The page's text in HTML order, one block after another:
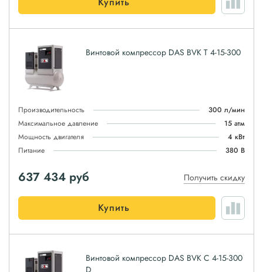
Винтовой компрессор DAS BVK T 4-15-300
Производительность
300 л/мин
Максимальное давление
15 атм
Мощность двигателя
4 кВт
Питание
380 В
637 434 руб Получить скидку
Купить
Винтовой компрессор DAS BVK C 4-15-300
D